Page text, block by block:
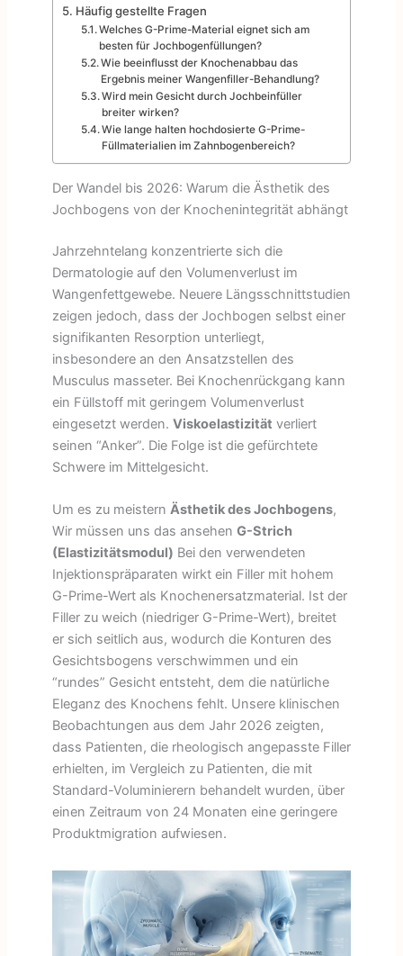
Häufig gestellte Fragen
Welches G-Prime-Material eignet sich am
besten für Jochbogenfüllungen?
Wie beeinflusst der Knochenabbau das
Ergebnis meiner Wangenfiller-Behandlung?
Wird mein Gesicht durch Jochbeinfüller
breiter wirken?
Wie lange halten hochdosierte G-Prime-
Füllmaterialien im Zahnbogenbereich?
Der Wandel bis 2026: Warum die Ästhetik des
Jochbogens von der Knochenintegrität abhängt
Jahrzehntelang konzentrierte sich die
Dermatologie auf den Volumenverlust im
Wangenfettgewebe. Neuere Längsschnittstudien
zeigen jedoch, dass der Jochbogen selbst einer
signifikanten Resorption unterliegt,
insbesondere an den Ansatzstellen des
Musculus masseter. Bei Knochenrückgang kann
ein Füllstoff mit geringem Volumenverlust
eingesetzt werden. Viskoelastizität verliert
seinen “Anker”. Die Folge ist die gefürchtete
Schwere im Mittelgesicht.
Um es zu meistern Ästhetik des Jochbogens,
Wir müssen uns das ansehen G-Strich
(Elastizitätsmodul) Bei den verwendeten
Injektionspräparaten wirkt ein Filler mit hohem
G-Prime-Wert als Knochenersatzmaterial. Ist der
Filler zu weich (niedriger G-Prime-Wert), breitet
er sich seitlich aus, wodurch die Konturen des
Gesichtsbogens verschwimmen und ein
“rundes” Gesicht entsteht, dem die natürliche
Eleganz des Knochens fehlt. Unsere klinischen
Beobachtungen aus dem Jahr 2026 zeigten,
dass Patienten, die rheologisch angepasste Filler
erhielten, im Vergleich zu Patienten, die mit
Standard-Voluminierern behandelt wurden, über
einen Zeitraum von 24 Monaten eine geringere
Produktmigration aufwiesen.